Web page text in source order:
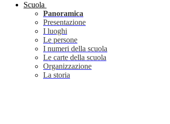
Scuola
Panoramica
Presentazione
I luoghi
Le persone
I numeri della scuola
Le carte della scuola
Organizzazione
La storia